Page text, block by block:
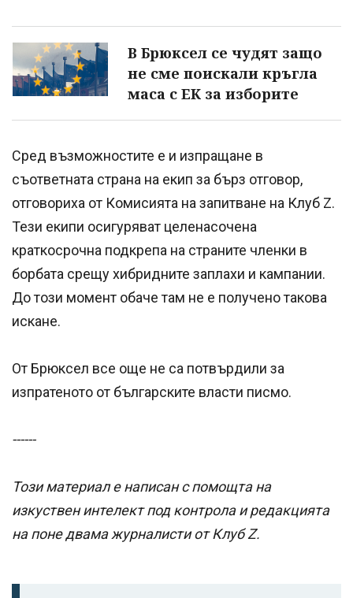
В Брюксел се чудят защо
не сме поискали кръгла
маса с ЕК за изборите
Сред възможностите е и изпращане в
съответната страна на екип за бърз отговор,
отговориха от Комисията на запитване на Клуб Z.
Тези екипи осигуряват целенасочена
краткосрочна подкрепа на страните членки в
борбата срещу хибридните заплахи и кампании.
До този момент обаче там не е получено такова
искане.
От Брюксел все още не са потвърдили за
изпратеното от българските власти писмо.
------
Този материал е написан с помощта на
изкуствен интелект под контрола и редакцията
на поне двама журналисти от Клуб Z.